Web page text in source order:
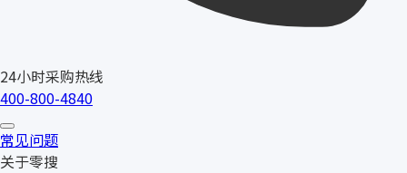
24小时采购热线
400-800-4840
常见问题
关于零搜